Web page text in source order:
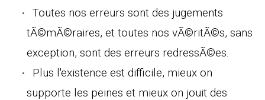
Toutes nos erreurs sont des jugements
tÃ©mÃ©raires, et toutes nos vÃ©ritÃ©s, sans
exception, sont des erreurs redressÃ©es.
Plus l'existence est difficile, mieux on
supporte les peines et mieux on jouit des